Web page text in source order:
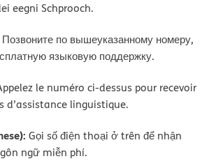
eegni Schprooch.
Позвоните по вышеуказанному номеру,
языковую поддержку.
le numéro ci-dessus pour recevoir
d’assistance linguistique.
Gọi số điện thoại ở trên để nhận
ngữ miễn phí.